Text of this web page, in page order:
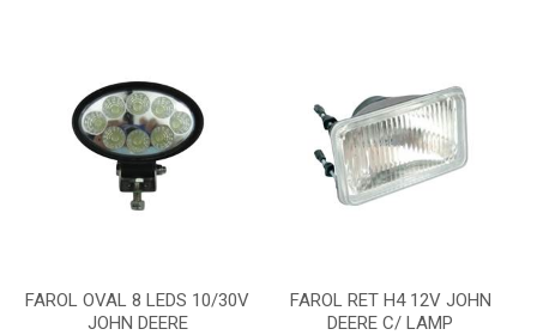
FAROL OVAL 8 LEDS 10/30V
JOHN DEERE
FAROL RET H4 12V JOHN
DEERE C/ LAMP